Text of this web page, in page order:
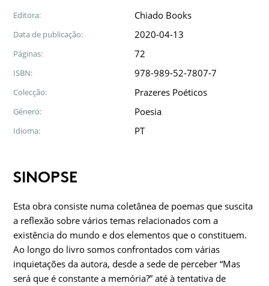
Editora: Chiado Books
Data de publicação: 2020-04-13
Páginas: 72
ISBN: 978-989-52-7807-7
Colecção: Prazeres Poéticos
Género: Poesia
Idioma: PT
SINOPSE
Esta obra consiste numa coletânea de poemas que suscita
a reflexão sobre vários temas relacionados com a
existência do mundo e dos elementos que o constituem.
Ao longo do livro somos confrontados com várias
inquietações da autora, desde a sede de perceber “Mas
será que é constante a memória?” até à tentativa de